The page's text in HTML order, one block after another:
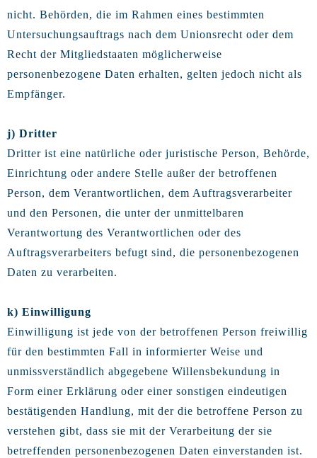
nicht. Behörden, die im Rahmen eines bestimmten
Untersuchungsauftrags nach dem Unionsrecht oder dem
Recht der Mitgliedstaaten möglicherweise
personenbezogene Daten erhalten, gelten jedoch nicht als
Empfänger.
j) Dritter
Dritter ist eine natürliche oder juristische Person, Behörde,
Einrichtung oder andere Stelle außer der betroffenen
Person, dem Verantwortlichen, dem Auftragsverarbeiter
und den Personen, die unter der unmittelbaren
Verantwortung des Verantwortlichen oder des
Auftragsverarbeiters befugt sind, die personenbezogenen
Daten zu verarbeiten.
k) Einwilligung
Einwilligung ist jede von der betroffenen Person freiwillig
für den bestimmten Fall in informierter Weise und
unmissverständlich abgegebene Willensbekundung in
Form einer Erklärung oder einer sonstigen eindeutigen
bestätigenden Handlung, mit der die betroffene Person zu
verstehen gibt, dass sie mit der Verarbeitung der sie
betreffenden personenbezogenen Daten einverstanden ist.